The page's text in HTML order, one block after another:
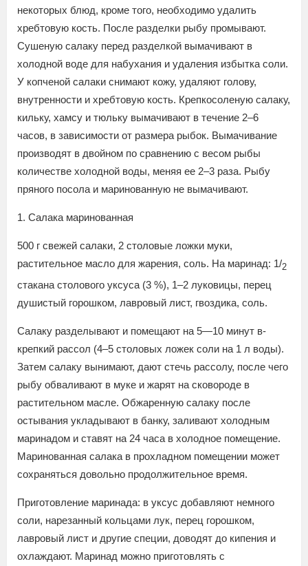
некоторых блюд, кроме того, необходимо удалить
хребтовую кость. После разделки рыбу промывают.
Сушеную салаку перед разделкой вымачивают в
холодной воде для набухания и удаления избытка соли.
У копченой салаки снимают кожу, удаляют голову,
внутренности и хребтовую кость. Крепкосоленую салаку,
кильку, хамсу и тюльку вымачивают в течение 2–6
часов, в зависимости от размера рыбок. Вымачивание
производят в двойном по сравнению с весом рыбы
количестве холодной воды, меняя ее 2–3 раза. Рыбу
пряного посола и маринованную не вымачивают.
1. Салака маринованная
500 г свежей салаки, 2 столовые ложки муки,
растительное масло для жарения, соль. На маринад: 1/2
стакана столового уксуса (3 %), 1–2 луковицы, перец
душистый горошком, лавровый лист, гвоздика, соль.
Салаку разделывают и помещают на 5—10 минут в-
крепкий рассол (4–5 столовых ложек соли на 1 л воды).
Затем салаку вынимают, дают стечь рассолу, после чего
рыбу обваливают в муке и жарят на сковороде в
растительном масле. Обжаренную салаку после
остывания укладывают в банку, заливают холодным
маринадом и ставят на 24 часа в холодное помещение.
Маринованная салака в прохладном помещении может
сохраняться довольно продолжительное время.
Приготовление маринада: в уксус добавляют немного
соли, нарезанный кольцами лук, перец горошком,
лавровый лист и другие специи, доводят до кипения и
охлаждают. Маринад можно приготовлять с